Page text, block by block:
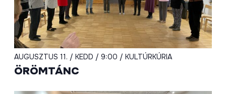
AUGUSZTUS 11. / KEDD / 9:00 / KULTÚRKÚRIA
ÖRÖMTÁNC